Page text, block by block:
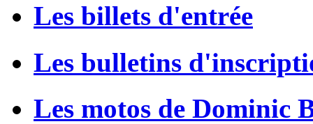
Les billets d'entrée
Les bulletins
Les motos de Dominic